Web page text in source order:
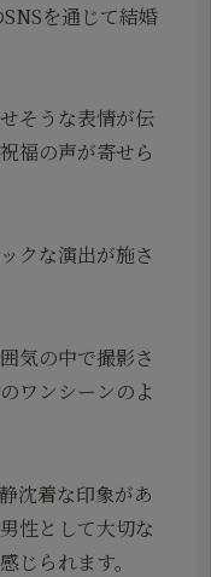
を通じて結婚
そうな表情が伝
福の声が寄せら
クな演出が施さ
気の中で撮影さ
ワンシーンのよ
沈着な印象があ
性として大切な
じられます。